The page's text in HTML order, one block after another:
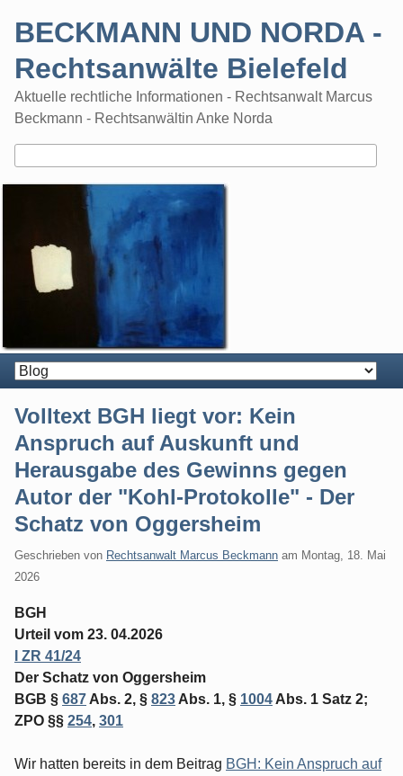
BECKMANN UND NORDA -
Rechtsanwälte Bielefeld
Aktuelle rechtliche Informationen - Rechtsanwalt Marcus
Beckmann - Rechtsanwältin Anke Norda
Volltext BGH liegt vor: Kein
Anspruch auf Auskunft und
Herausgabe des Gewinns gegen
Autor der "Kohl-Protokolle" - Der
Schatz von Oggersheim
Geschrieben von Rechtsanwalt Marcus Beckmann am Montag, 18. Mai
2026
BGH
Urteil vom 23. 04.2026
I ZR 41/24
Der Schatz von Oggersheim
BGB § 687 Abs. 2, § 823 Abs. 1, § 1004 Abs. 1 Satz 2;
ZPO §§ 254, 301
Wir hatten bereits in dem Beitrag BGH: Kein Anspruch auf